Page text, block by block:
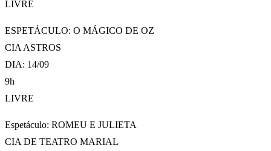
LIVRE
ESPETÁCULO: O MÁGICO DE OZ
CIA ASTROS
DIA: 14/09
9h
LIVRE
Espetáculo: ROMEU E JULIETA
CIA DE TEATRO MARIAL